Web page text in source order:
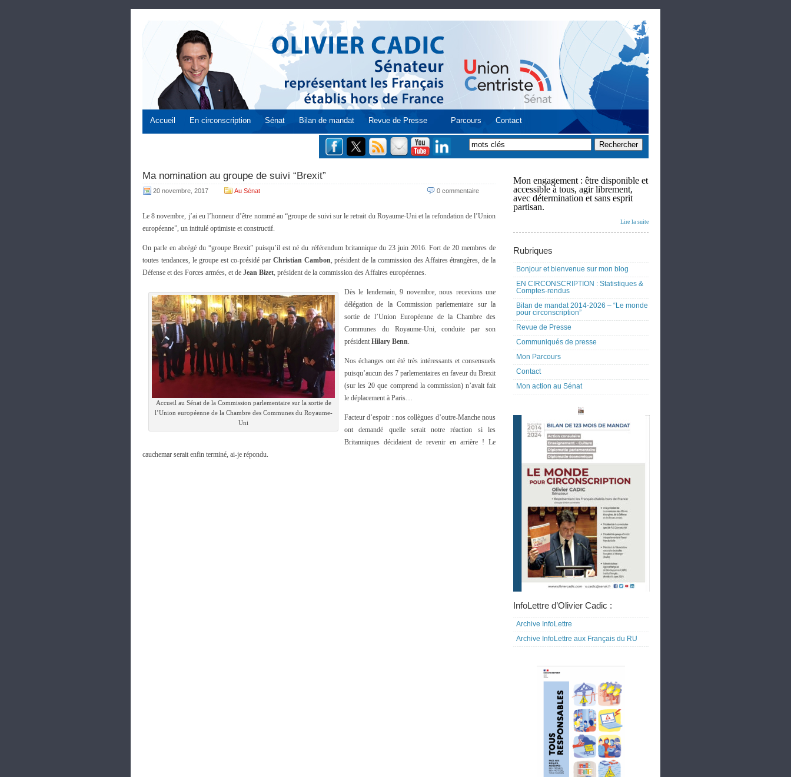
Accueil En circonscription Sénat Bilan de mandat Revue de Presse Parcours Contact
Ma nomination au groupe de suivi “Brexit”
20 novembre, 2017 Au Sénat 0 commentaire
Le 8 novembre, j’ai eu l’honneur d’être nommé au “groupe de suivi sur le retrait du Royaume-Uni et la refondation de l’Union
européenne”, un intitulé optimiste et constructif.
On parle en abrégé du “groupe Brexit” puisqu’il est né du référendum britannique du 23 juin 2016. Fort de 20 membres de
toutes tendances, le groupe est co-présidé par Christian Cambon, président de la commission des Affaires étrangères, de la
Défense et des Forces armées, et de Jean Bizet, président de la commission des Affaires européennes.
Accueil au Sénat de la Commission parlementaire sur la sortie de
l’Union européenne de la Chambre des Communes du Royaume-
Uni
Dès le lendemain, 9 novembre, nous recevions une
délégation de la Commission parlementaire sur la
sortie de l’Union Européenne de la Chambre des
Communes du Royaume‑Uni, conduite par son
président Hilary Benn.
Nos échanges ont été très intéressants et consensuels
puisqu’aucun des 7 parlementaires en faveur du Brexit
(sur les 20 que comprend la commission) n’avait fait
le déplacement à Paris…
Facteur d’espoir : nos collègues d’outre-Manche nous
ont demandé quelle serait notre réaction si les
Britanniques décidaient de revenir en arrière ! Le
cauchemar serait enfin terminé, ai-je répondu.
Mon engagement : être disponible et
accessible à tous, agir librement,
avec détermination et sans esprit
partisan.
Lire la suite
Rubriques
Bonjour et bienvenue sur mon blog
EN CIRCONSCRIPTION : Statistiques &
Comptes-rendus
Bilan de mandat 2014-2026 – “Le monde
pour circonscription”
Revue de Presse
Communiqués de presse
Mon Parcours
Contact
Mon action au Sénat
InfoLettre d’Olivier Cadic :
Archive InfoLettre
Archive InfoLettre aux Français du RU